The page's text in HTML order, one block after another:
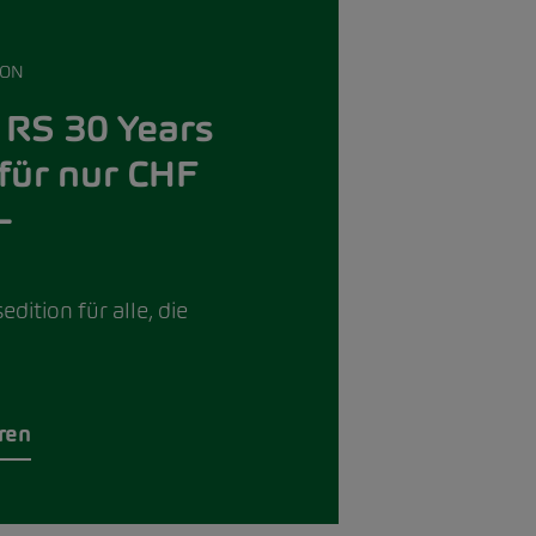
30 Years
nur CHF
für alle, die